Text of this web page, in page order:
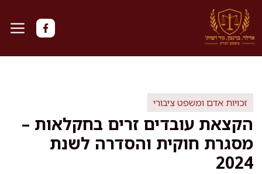
לדלג
לתוכן
זכויות אדם ומשפט ציבורי
הקצאת עובדים זרים בחקלאות –
מסגרת חוקית והסדרה לשנת
2024